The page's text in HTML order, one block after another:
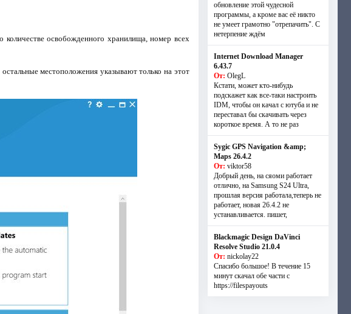
освобожденного хранилища, номер всех
местоположения указывают только на этот
обновление этой чудесной
программы, а кроме вас её никто
не умеет грамотно "отрепачить". С
нетерпение ждём
Internet Download Manager
6.43.7
От: OlegL
Кстати, может кто-нибудь
подскажет как все-таки настроить
IDM, чтобы он качал с ютуба и не
переставал бы скачивать через
короткое время. А то не раз
Sygic GPS Navigation &amp;
Maps 26.4.2
От: viktor58
Добрый день, на сяоми работает
отлично, на Samsung S24 Ultra,
прошлая версия работала,теперь не
работает, новая 26.4.2 не
устанавливается. пишет,
Blackmagic Design DaVinci
Resolve Studio 21.0.4
От: nickolay22
Спасибо большое! В течение 15
минут скачал обе части с
https://filespayouts